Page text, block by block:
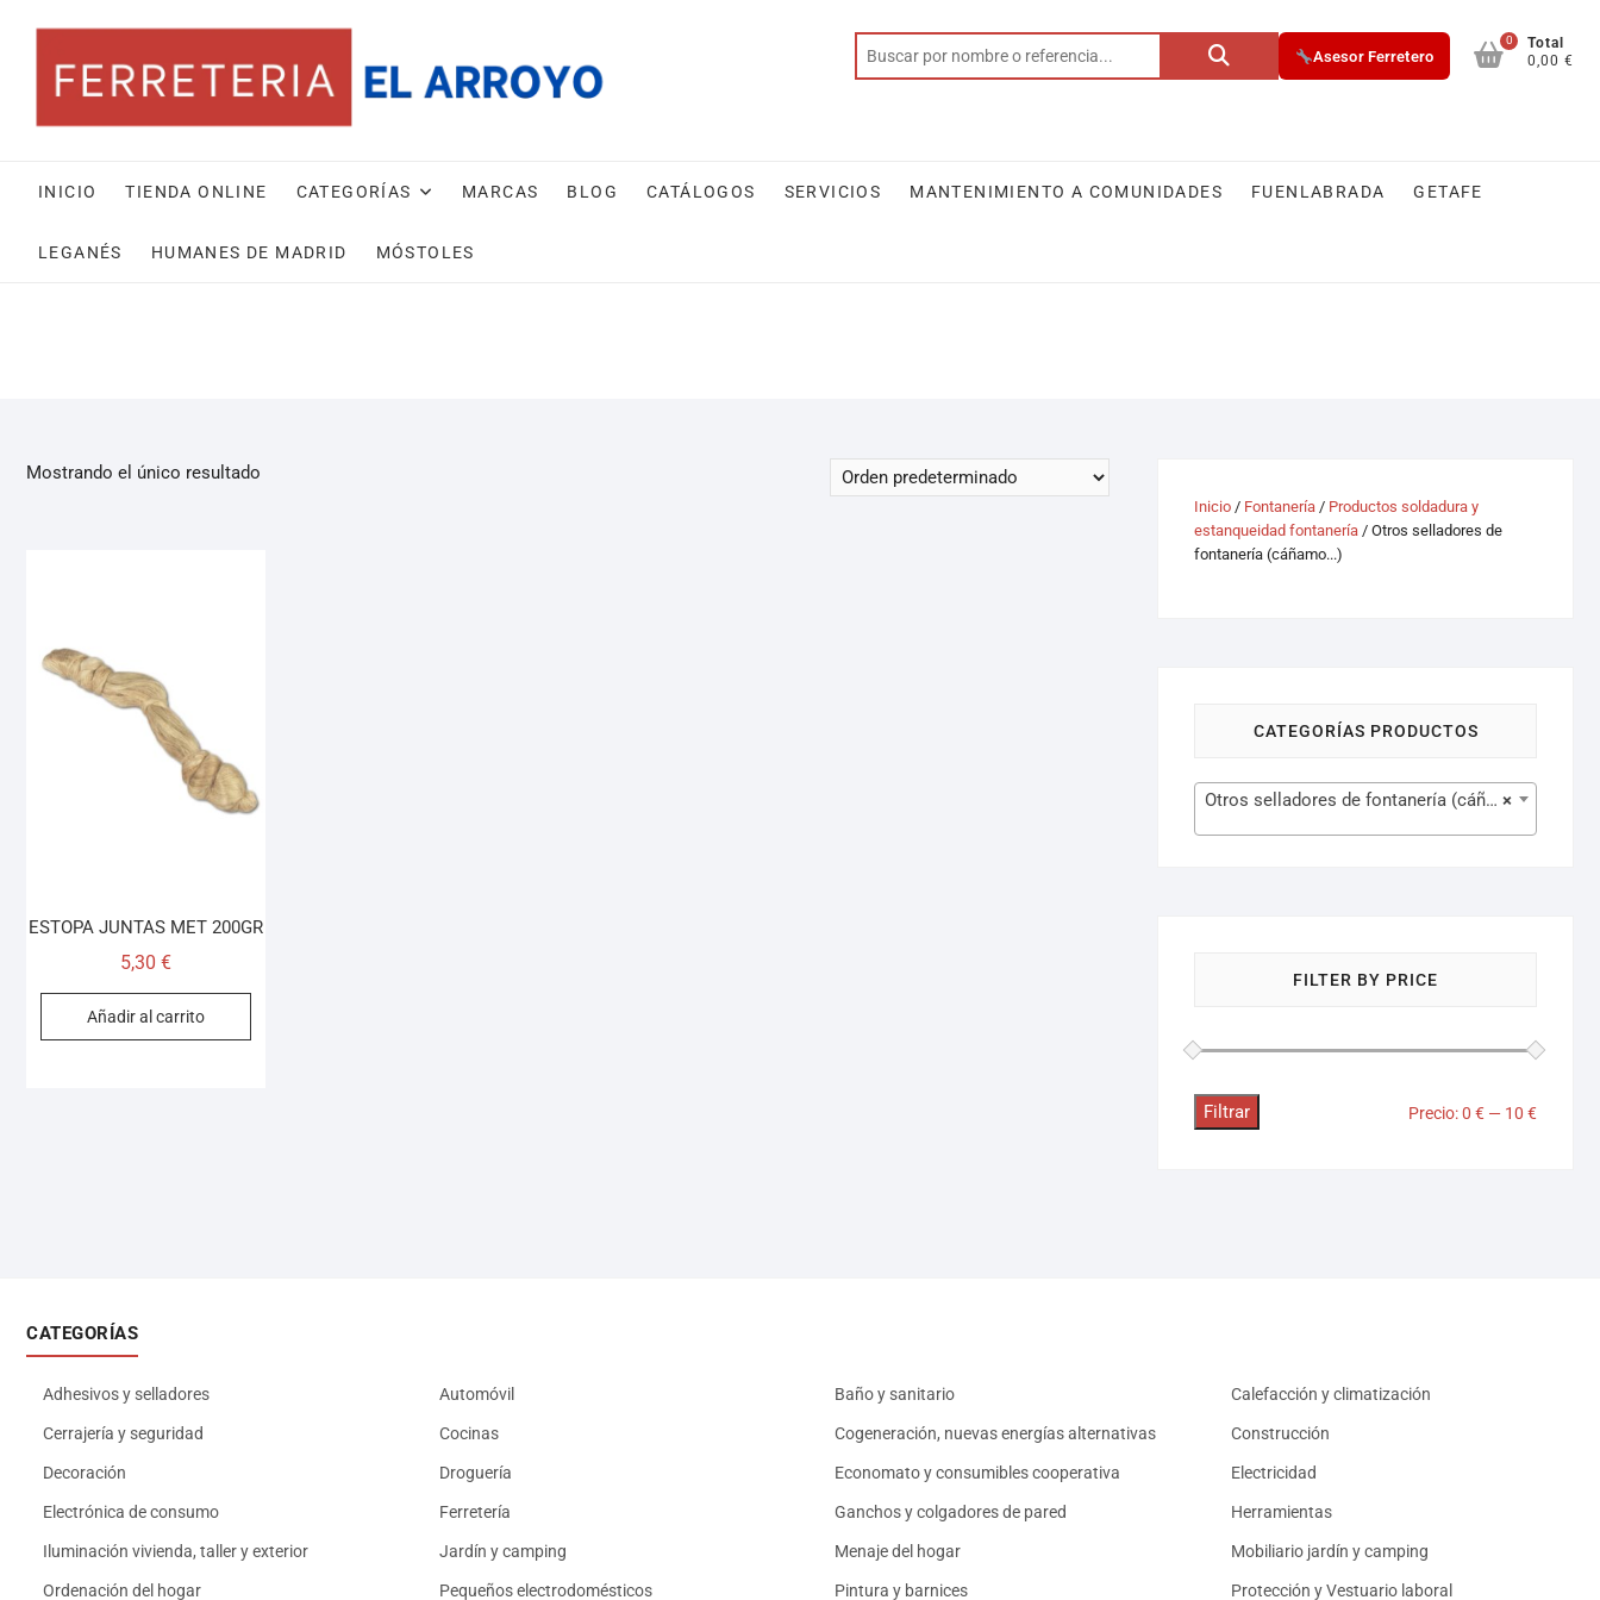
Asesor Ferretero
0
Total
0,00 €
INICIO TIENDA ONLINE CATEGORÍAS MARCAS BLOG CATÁLOGOS SERVICIOS MANTENIMIENTO A COMUNIDADES FUENLABRADA GETAFE
LEGANÉS HUMANES DE MADRID MÓSTOLES
Mostrando el único resultado
ESTOPA JUNTAS MET 200GR
5,30 €
Añadir al carrito
Inicio / Fontanería / Productos soldadura y
estanqueidad fontanería / Otros selladores de
fontanería (cáñamo...)
CATEGORÍAS PRODUCTOS
×
Otros selladores de fontanería (cáñamo…) (1)
FILTER BY PRICE
Filtrar Precio:0 € — 10 €
CATEGORÍAS
Adhesivos y selladores Automóvil Baño y sanitario Calefacción y climatización
Cerrajería y seguridad Cocinas Cogeneración, nuevas energías alternativas Construcción
Decoración Droguería Economato y consumibles cooperativa Electricidad
Electrónica de consumo Ferretería Ganchos y colgadores de pared Herramientas
Iluminación vivienda, taller y exterior Jardín y camping Menaje del hogar Mobiliario jardín y camping
Ordenación del hogar Pequeños electrodomésticos Pintura y barnices Protección y Vestuario laboral